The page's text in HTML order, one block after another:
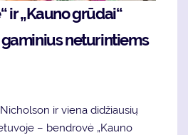
ir „Kauno grūdai“
neturintiems
ir viena didžiausių
– bendrovė „Kauno